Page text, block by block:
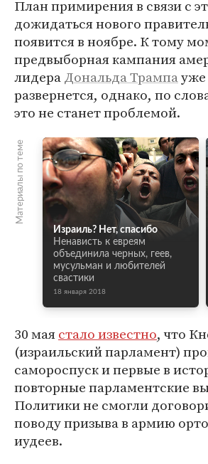
План примирения в связи с
дожидаться нового
появится в ноябре. К тому
предвыборная кампания
лидераДональда Трампа
развернется, однако, по
это не станет проблемой.
Материалы по теме
Израиль? Нет, спасибо
Ненависть к евреям
объединила черных, геев,
мусульман и любителей
свастики
18 января 2018
30 маястало известно, что
(израильский парламент)
самороспуск и первые в
повторные парламентские
Политики не смогли
поводу призыва в армию
иудеев.